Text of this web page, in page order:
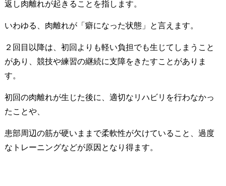
返し肉離れが起きることを指します。
いわゆる、肉離れが「癖になった状態」と言えます。
２回目以降は、初回よりも軽い負担でも生じてしまうこと
があり、競技や練習の継続に支障をきたすことがありま
す。
初回の肉離れが生じた後に、適切なリハビリを行わなかっ
たことや、
患部周辺の筋が硬いままで柔軟性が欠けていること、過度
なトレーニングなどが原因となり得ます。